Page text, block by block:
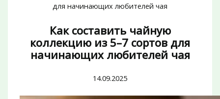
для начинающих любителей чая
Как составить чайную
коллекцию из 5–7 сортов для
начинающих любителей чая
14.09.2025